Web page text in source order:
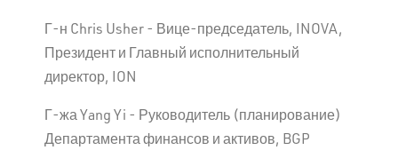
Г-н Chris Usher - Вице-председатель, INOVA,
Президент и Главный исполнительный
директор, ION
Г-жа Yang Yi - Руководитель (планирование)
Департамента финансов и активов, BGP